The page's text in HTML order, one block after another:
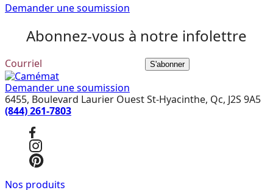
Demander une soumission
Abonnez-vous à notre infolettre
S'abonner
Demander une soumission
6455, Boulevard Laurier Ouest St-Hyacinthe, Qc, J2S 9A5
(844) 261-7803
Nos produits